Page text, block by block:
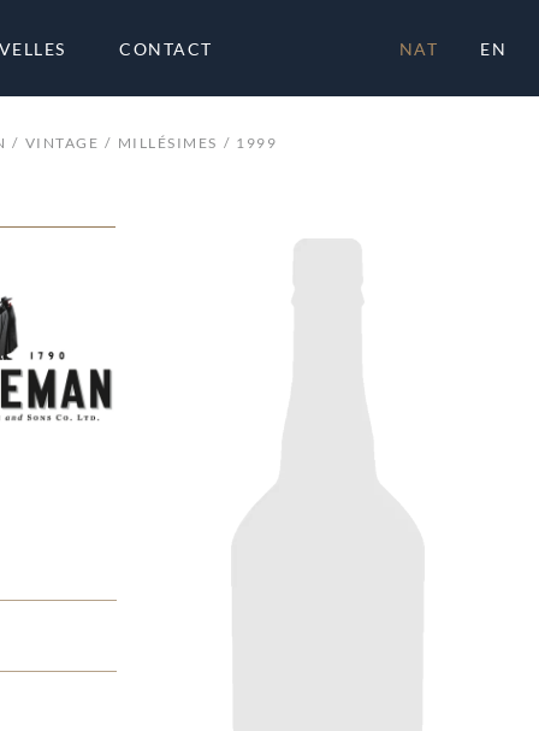
CONTACT NAT EN
VINTAGE MILLÉSIMES 1999